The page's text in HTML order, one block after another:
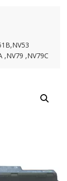
,NV79 ,NV79C